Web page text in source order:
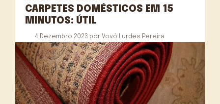
CARPETES DOMÉSTICOS EM 15
MINUTOS: ÚTIL
4 Dezembro 2023 por Vovó Lurdes Pereira